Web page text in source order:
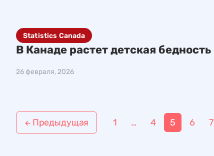
В Канаде растет детская бедность
26 февраля, 2026
Statistics Canada
а
← Предыдущая 1 … 4 5 6 7